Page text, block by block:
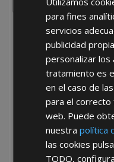
He leído y
*Abstenerse particulares,
para fines
servicios
publicidad
personalizar los
tratamiento es
en el caso de
para el correcto
web. Puede
nuestrapolítica
las cookies
TODO,